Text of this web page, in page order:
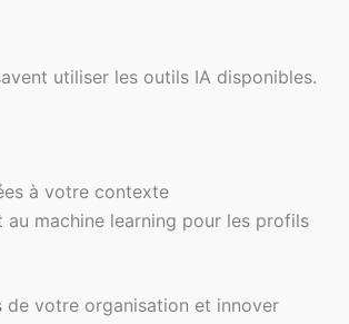
utiliser les outils IA disponibles.
à votre contexte
machine learning pour les profils
de votre organisation et innover